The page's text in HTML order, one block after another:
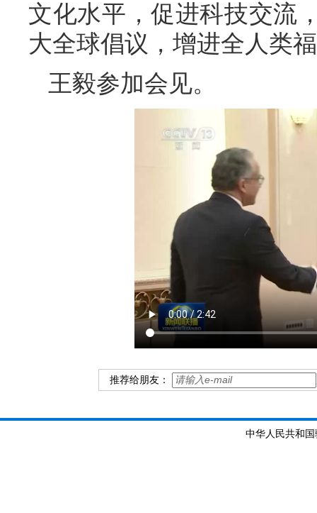
文化水平，促进科技交流
大全球倡议，增进全人类
王毅参加会见。
推荐给朋友：
中华人民共和